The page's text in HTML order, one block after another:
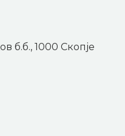
б.б., 1000 Скопје